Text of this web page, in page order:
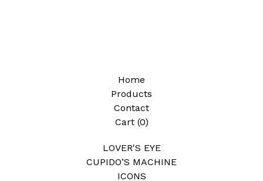
Home
Products
Contact
Cart (0)
LOVER'S EYE
CUPIDO’S MACHINE
ICONS